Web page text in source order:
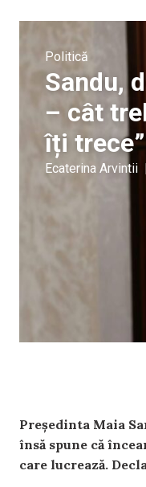
Politică
Sandu,
– cât
îți trece”
Ecaterina Arvintii
Președinta Maia
însă spune că
care lucrează.